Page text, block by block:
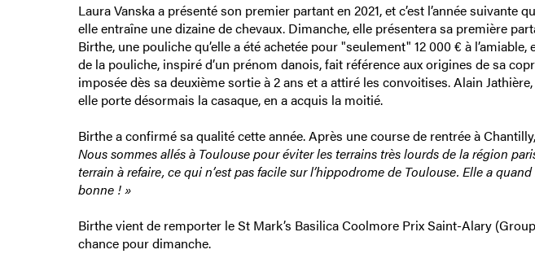
Laura Vanska a présenté son premier partant en 2021, et c’est l’année suivante
elle entraîne une dizaine de chevaux. Dimanche, elle présentera sa première
Birthe, une pouliche qu’elle a été achetée pour "seulement" 12 000 € à
de la pouliche, inspiré d’un prénom danois, fait référence aux origines de sa
imposée dès sa deuxième sortie à 2 ans et a attiré les convoitises. Alain
elle porte désormais la casaque, en a acquis la moitié.
Birthe a confirmé sa qualité cette année. Après une course de rentrée à
Nous sommes allés à Toulouse pour éviter les terrains très lourds de la région
terrain à refaire, ce qui n’est pas facile sur l’hippodrome de Toulouse. Elle a
bonne ! »
Birthe vient de remporter le St Mark’s Basilica Coolmore Prix Saint-Alary
chance pour dimanche.